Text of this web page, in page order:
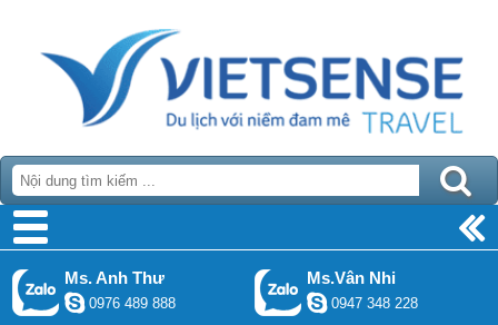
Ms. Anh Thư
0976 489 888
Ms.Vân Nhi
0947 348 228